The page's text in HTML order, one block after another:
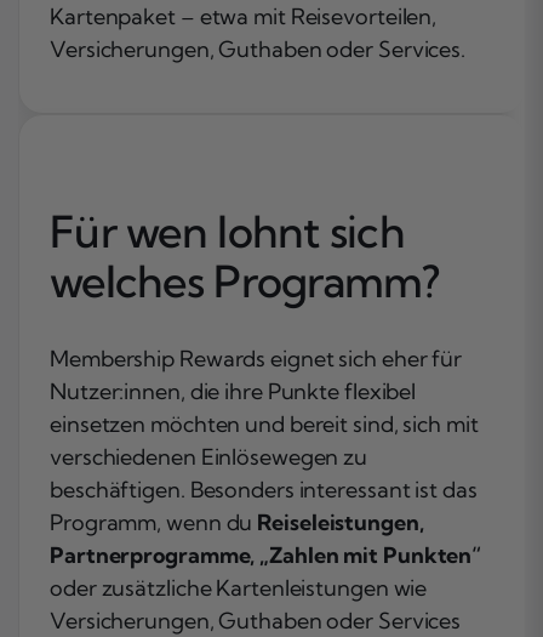
Kartenpaket – etwa mit Reisevorteilen,
Versicherungen, Guthaben oder Services.
Für wen lohnt sich
welches Programm?
Membership Rewards eignet sich eher für
Nutzer:innen, die ihre Punkte flexibel
einsetzen möchten und bereit sind, sich mit
verschiedenen Einlösewegen zu
beschäftigen. Besonders interessant ist das
Programm, wenn du Reiseleistungen,
Partnerprogramme, „Zahlen mit Punkten“
oder zusätzliche Kartenleistungen wie
Versicherungen, Guthaben oder Services